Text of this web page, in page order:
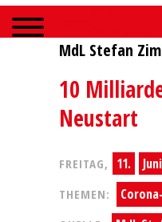
MdL Stefan
10
Neustart
FREITAG, 11. Juni
THEMEN: